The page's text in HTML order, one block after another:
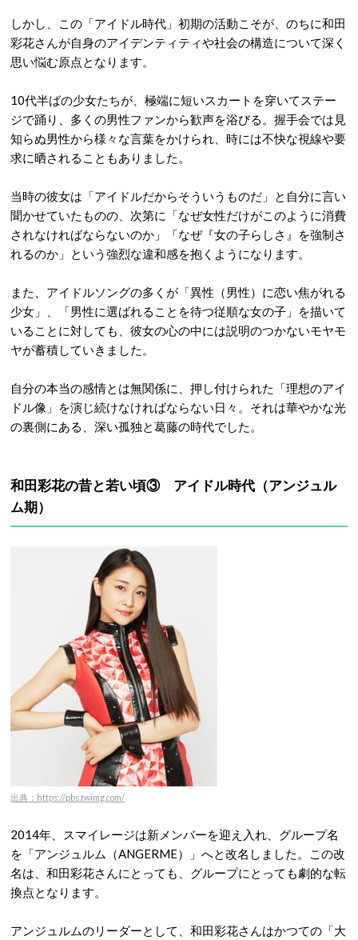
しかし、この「アイドル時代」初期の活動こそが、のちに和田
彩花さんが自身のアイデンティティや社会の構造について深く
思い悩む原点となります。
10代半ばの少女たちが、極端に短いスカートを穿いてステー
ジで踊り、多くの男性ファンから歓声を浴びる。握手会では見
知らぬ男性から様々な言葉をかけられ、時には不快な視線や要
求に晒されることもありました。
当時の彼女は「アイドルだからそういうものだ」と自分に言い
聞かせていたものの、次第に「なぜ女性だけがこのように消費
されなければならないのか」「なぜ『女の子らしさ』を強制さ
れるのか」という強烈な違和感を抱くようになります。
また、アイドルソングの多くが「異性（男性）に恋い焦がれる
少女」、「男性に選ばれることを待つ従順な女の子」を描いて
いることに対しても、彼女の心の中には説明のつかないモヤモ
ヤが蓄積していきました。
自分の本当の感情とは無関係に、押し付けられた「理想のアイ
ドル像」を演じ続けなければならない日々。それは華やかな光
の裏側にある、深い孤独と葛藤の時代でした。
和田彩花の昔と若い頃③ アイドル時代（アンジュル
ム期）
出典：https://pbs.twimg.com/
2014年、スマイレージは新メンバーを迎え入れ、グループ名
を「アンジュルム（ANGERME）」へと改名しました。
この改
名は、和田彩花さんにとっても、グループにとっても劇的な転
換点となります。
アンジュルムのリーダーとして、和田彩花さんはかつての「大